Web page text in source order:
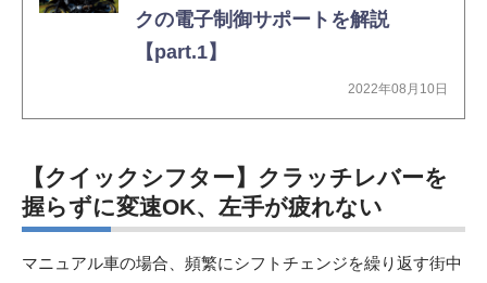
クの電子制御サポートを解説
【part.1】
2022年08月10日
【クイックシフター】クラッチレバーを
握らずに変速OK、左手が疲れない
マニュアル車の場合、頻繁にシフトチェンジを繰り返す街中